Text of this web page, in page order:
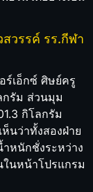
วรรค์ รร.กีฬา
ร์เอ็กซ์ ศิษย์ครู
กรัม ส่วนมุม
กิโลกรัม
นว่าทั้งสองฝ่าย
หนักชั่งระหว่าง
นหน้าโปรแกรม